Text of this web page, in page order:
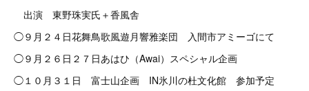
出演 東野珠実氏＋香風舎
◯９月２４日花舞鳥歌風遊月響雅楽団 入間市アミーゴにて
◯９月２６日２７日あはひ（Awai）スペシャル企画
◯１０月３１日 富士山企画 IN氷川の杜文化館 参加予定